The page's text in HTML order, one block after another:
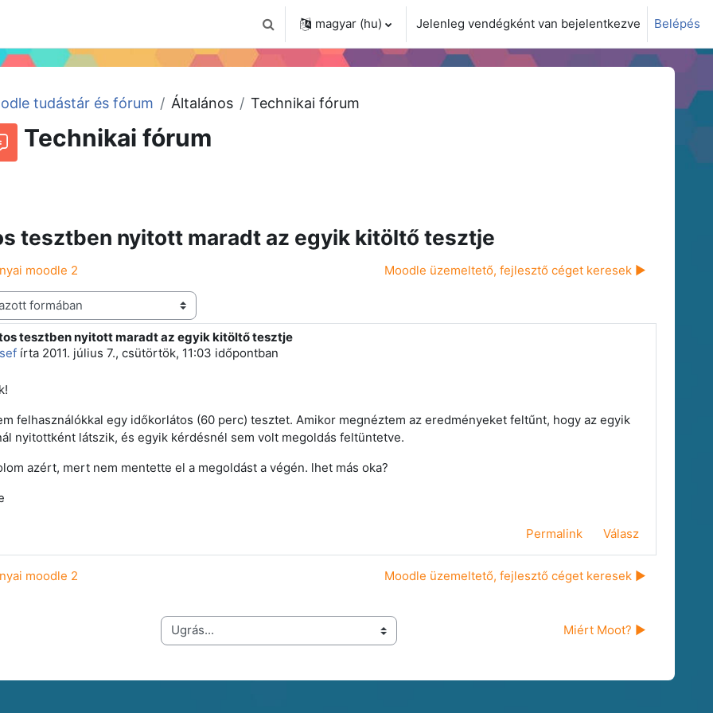
Keresési bemeneti adatok váltása
magyar ‎(hu)‎ Jelenleg vendégként van bejelentkezve Belépés
tudástár és fórum Általános Technikai fórum
Technikai fórum
tesztben nyitott maradt az egyik kitöltő tesztje
moodle 2 Moodle üzemeltető, fejlesztő céget keresek ▶︎
tesztben nyitott maradt az egyik kitöltő tesztje
írta 2011. július 7., csütörtök, 11:03 időpontban
szám: 0
felhasználókkal egy időkorlátos (60 perc) tesztet. Amikor megnéztem az eredményeket feltűnt, hogy az egyik
nyitottként látszik, és egyik kérdésnél sem volt megoldás feltüntetve.
azért, mert nem mentette el a megoldást a végén. lhet más oka?
Permalink Válasz
moodle 2 Moodle üzemeltető, fejlesztő céget keresek ▶︎
Ugrás... Miért Moot? ▶︎